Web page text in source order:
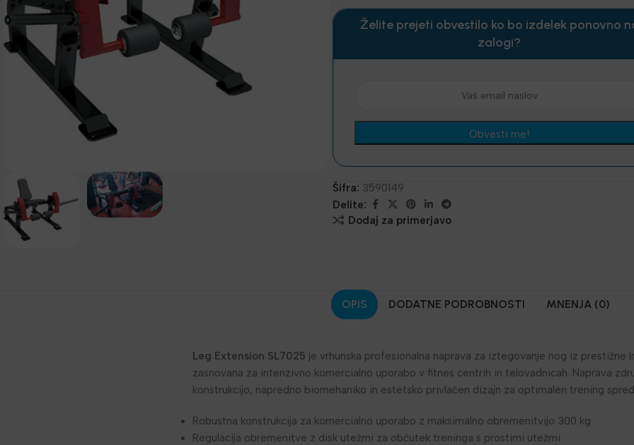
Želite prejeti obvestilo ko bo izdelek ponovno
zalogi?
Šifra: 3590149
Delite:
Dodaj za primerjavo
OPIS DODATNE PODROBNOSTI MNENJA (0)
Leg Extension SL7025 je vrhunska profesionalna naprava za iztegovanje nog iz prestižne
zasnovana za intenzivno komercialno uporabo v fitnes centrih in telovadnicah. Naprava
konstrukcijo, napredno biomehaniko in estetsko privlačen dizajn za optimalen trening
Robustna konstrukcija za komercialno uporabo z maksimalno obremenitvijo 300 kg
Regulacija obremenitve z disk utežmi za občutek treninga s prostimi utežmi